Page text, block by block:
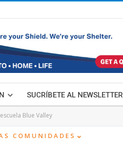
SUCRÍBETE AL NEWSLETTER
Blue Valley
COMUNIDADES ⌄